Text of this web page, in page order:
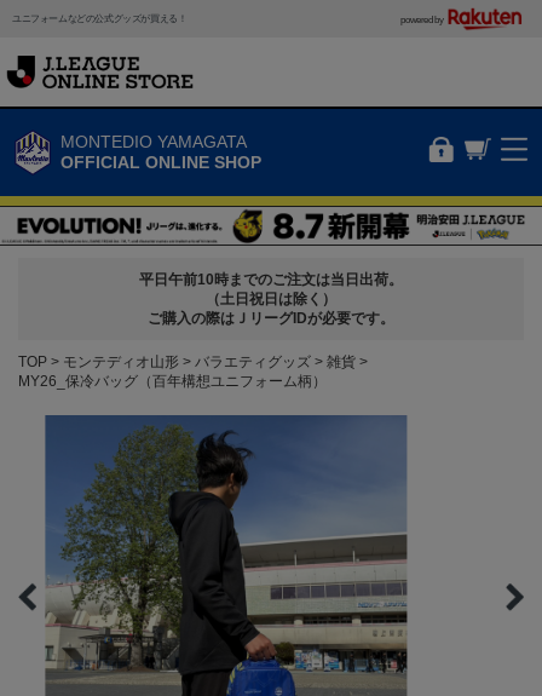
ユニフォームなどの公式グッズが買える！ powered by
MONTEDIO YAMAGATA
OFFICIAL ONLINE SHOP
平日午前10時までのご注文は当日出荷。
（土日祝日は除く）
ご購入の際はＪリーグIDが必要です。
TOP モンテディオ山形 バラエティグッズ
雑貨
MY26_保冷バッグ（百年構想ユニフォーム柄）